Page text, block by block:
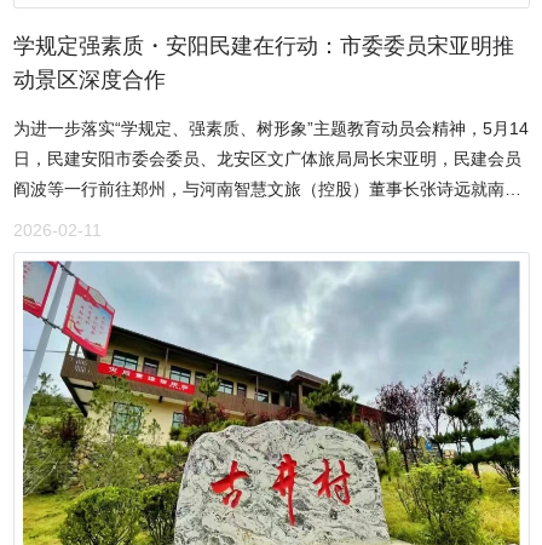
溢，红烧肉、藕汤等家常菜带着浓浓的家的味道。汇福园社区、冯家
畈社区、东鑫酒店……每道菜都标注着提供者的姓名或单位。 “我
的两箱苹果是京东小哥帮我扛上4楼的，我一直记着这份情。”家住附
日里奔波在外的“小哥”们尝到家的味道。东鑫酒店老板杨汉荣亲自为
长桌宴提供了15道特色菜品。汉阳区总工会、美团(湖北)党委提供了
慰问物资。辖区骑手站点为活动赞助了保暖手套、坚果套餐、实用腰
包等抽奖礼品。互动游戏摊前，汇福园社区的居民手把手教小哥们把
红糖馅包进糍粑。 在文艺汇演环节，朴朴超市的4位骑手演唱了
《像我这样的人》，来自五里墩街道小哥工作室的夏欣雨带来了《恭
喜发财R&B》，美团平台的骑手代表阿米奶热麦提和凯迪热亚·沙丁表
演了热情奔放的新疆舞蹈，引来阵阵掌声。10位小哥工作室主理人代
表依次登台为大家送上新年祝福，并分别获颁“小哥工作室贡献
奖”。 图为活动现场。新华网发 “平时都是赶着送餐，经常凑
合吃两口，这是我第一次在城市里和这么多同行一起，还是吃年饭，
心里特别暖和！”淘宝闪购骑手彭力捧着刚领到的定制春联笑着
说。 汉阳区委社会工作部相关负责人介绍，以区级新就业群体党
群服务中心为核心，汉阳区同步织密全域服务网络，140个“阳小驿”服
学规定强素质・安阳民建在行动：市委委员宋亚明推
动景区深度合作
为进一步落实“学规定、强素质、树形象”主题教育动员会精神，5月14
日，民建安阳市委会委员、龙安区文广体旅局局长宋亚明，民建会员
阎波等一行前往郑州，与河南智慧文旅（控股）董事长张诗远就南海
泉旅游景区运营、招商事宜进行对接。洽谈会上，宋亚明详细介绍了
龙安区文旅产业发展情况，张诗远结合公司在文旅领域的丰富经验，
提出创新思路。双方重点围绕打造4A级南海泉旅游景区、塑造中国泉
乡IP、争创国家级南海泉旅游度假区、推进灵泉寺石窟文化体验区建
设进行了交流。此次文旅合作对接，不仅是对“学规定、强素质、树形
象”主题教育精神的积极践行，更是推动龙安区文旅产业转型升级、实
现高质量发展的重要举措。
2026-02-11